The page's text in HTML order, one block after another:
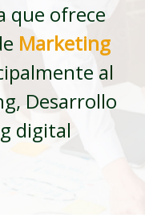
que ofrece
Marketing
al
Desarrollo
digital